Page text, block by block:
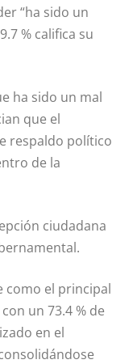
“ha sido un
% califica su
ha sido un mal
que el
respaldo político
de la
ciudadana
como el principal
un 73.4 % de
en el